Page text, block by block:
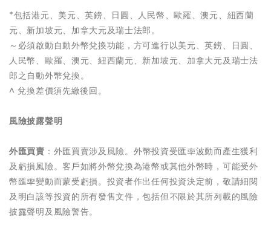
*包括港元、美元、英鎊、日圓、人民幣、歐羅、澳元、紐西蘭
元、新加坡元、加拿大元及瑞士法郎。
～必須啟動自動外幣兌換功能，方可進行以美元、英鎊、日圓、
人民幣、歐羅、澳元、紐西蘭元、新加坡元、加拿大元及瑞士法
郎之自動外幣兌換。
^ 兌換差價須先繳後回。
風險披露聲明
外匯買賣 ：外匯買賣涉及風險。外幣投資受匯率波動而產生獲利
及虧損風險。客戶如將外幣兌換為港幣或其他外幣時，可能受外
幣匯率變動而蒙受虧損。投資者作出任何投資決定前，敬請細閱
及明白該等投資的所有發售文件，包括但不限於其所列載的風險
披露聲明及風險警告。